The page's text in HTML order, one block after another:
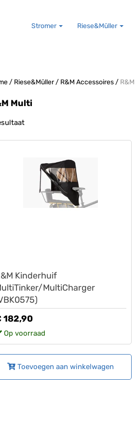
Stromer Riese&Müller
/ Riese&Müller/ R&M Accessoires/
Multi
Kinderhuif
MultiCharger
182,90
Op voorraad
Toevoegen aan winkelwagen